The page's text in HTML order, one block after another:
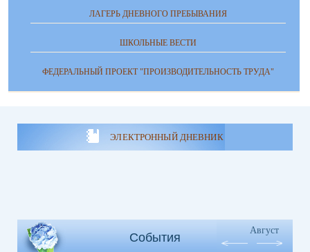
ЛАГЕРЬ ДНЕВНОГО ПРЕБЫВАНИЯ
ШКОЛЬНЫЕ ВЕСТИ
ФЕДЕРАЛЬНЫЙ ПРОЕКТ "ПРОИЗВОДИТЕЛЬНОСТЬ ТРУДА"
ЭЛЕКТРОННЫЙ ДНЕВНИК
События
Август